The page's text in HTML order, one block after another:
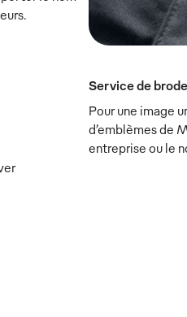
Service de
Pour une image
d’emblèmes de
entreprise ou le